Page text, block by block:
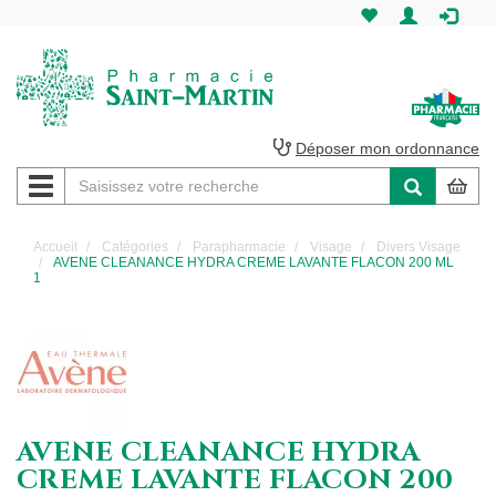
Martin
Pharmacie
Saint-
Déposer mon ordonnance
Navigation
Accueil Catégories Parapharmacie Visage
Divers Visage
AVENE CLEANANCE HYDRA CREME LAVANTE FLACON 200 ML
1
AVENE CLEANANCE HYDRA
CREME LAVANTE FLACON 200